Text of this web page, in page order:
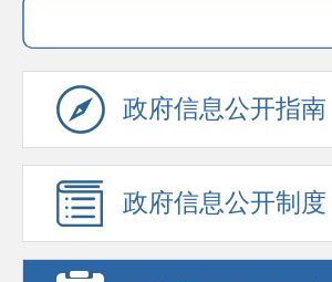
政府信息公开指南
政府信息公开制度